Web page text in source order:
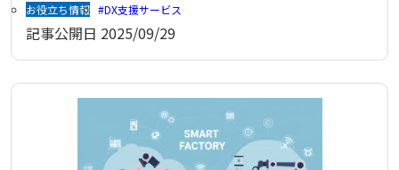
お役立ち情報 DX支援サービス
記事公開日 2025/09/29